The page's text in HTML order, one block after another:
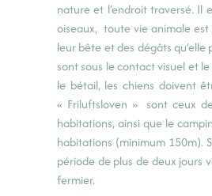
nature et l’endroit traversé. Il
oiseaux, toute vie animale
leur bête et des dégâts
sont sous le contact visuel et
le bétail, les chiens doivent
« Friluftsloven » sont ceux
habitations, ainsi que le
habitations (minimum 150m).
période de plus de deux jours
fermier.